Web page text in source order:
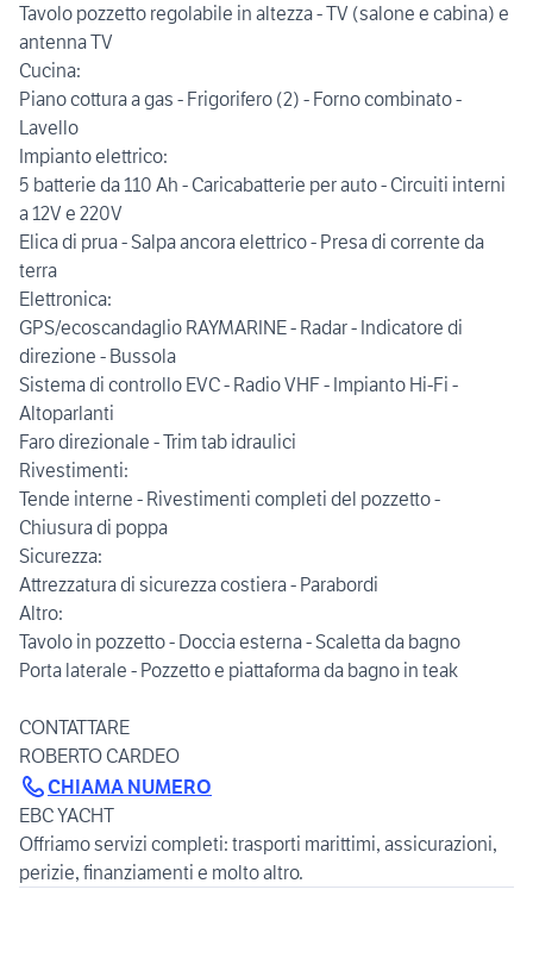
Tavolo pozzetto regolabile in altezza - TV (salone e cabina) e
antenna TV
Cucina:
Piano cottura a gas - Frigorifero (2) - Forno combinato -
Lavello
Impianto elettrico:
5 batterie da 110 Ah - Caricabatterie per auto - Circuiti interni
a 12V e 220V
Elica di prua - Salpa ancora elettrico - Presa di corrente da
terra
Elettronica:
GPS/ecoscandaglio RAYMARINE - Radar - Indicatore di
direzione - Bussola
Sistema di controllo EVC - Radio VHF - Impianto Hi-Fi -
Altoparlanti
Faro direzionale - Trim tab idraulici
Rivestimenti:
Tende interne - Rivestimenti completi del pozzetto -
Chiusura di poppa
Sicurezza:
Attrezzatura di sicurezza costiera - Parabordi
Altro:
Tavolo in pozzetto - Doccia esterna - Scaletta da bagno
Porta laterale - Pozzetto e piattaforma da bagno in teak
CONTATTARE
CHIAMA NUMERO
EBC YACHT
Offriamo servizi completi: trasporti marittimi, assicurazioni,
perizie, finanziamenti e molto altro.